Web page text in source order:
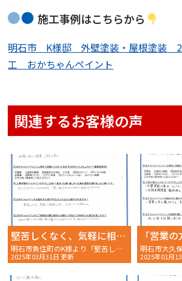
施工事例はこちらから
明石市 K様邸 外壁塗装・屋根塗装
工 おかちゃんペイント
関連するお客様の声
堅苦しくなく、気軽に相談しやすい、アットホームな会社
明石市魚住町のK様より「堅苦しくなく、気軽に相談しやすい、アットホームな会社」〜完工後アンケート〜
2025年03月31日 更新 2025年01月